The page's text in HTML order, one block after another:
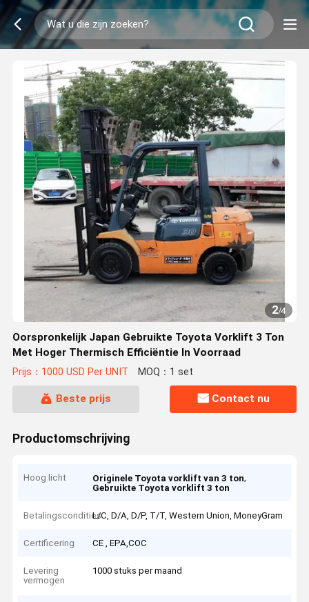
2/4
Oorspronkelijk Japan Gebruikte Toyota Vorklift 3 Ton
Met Hoger Thermisch Efficiëntie In Voorraad
Prijs：1000 USD Per UNIT MOQ：1 set
Beste prijs Contact nu
Productomschrijving
Hoog licht Originele Toyota vorklift van 3 ton,
Gebruikte Toyota vorklift 3 ton
BetalingsconditiesL/C, D/A, D/P, T/T, Western Union, MoneyGram
Certificering CE , EPA,COC
Levering
vermogen
1000 stuks per maand